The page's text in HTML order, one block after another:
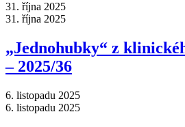
31. října 2025
31. října 2025
„Jednohubky“ z
–⁠ 2025/36
6. listopadu 2025
6. listopadu 2025